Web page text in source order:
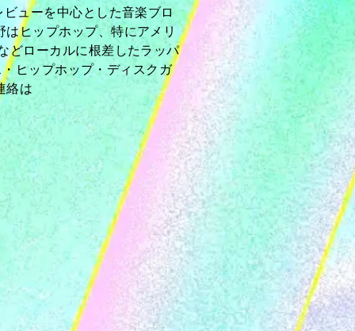
ューを中心とした音楽ブロ
ヒップホップ、特にアメリ
どローカルに根差したラッパ
ヒップホップ・ディスクガ
絡は